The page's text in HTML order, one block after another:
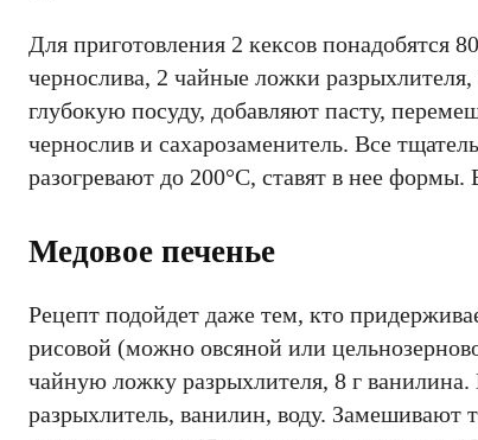
Для приготовления 2 кексов понадобятся
чернослива, 2 чайные ложки
глубокую посуду, добавляют пасту,
чернослив и сахарозаменитель. Все
разогревают до 200°С, ставят в нее
Медовое печенье
Рецепт подойдет даже тем, кто
рисовой (можно овсяной или
чайную ложку разрыхлителя, 8 г
разрыхлитель, ванилин, воду.